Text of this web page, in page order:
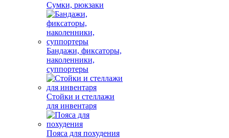
Сумки, рюкзаки
Бандажи, фиксаторы,
наколенники,
суппортеры
Стойки и стеллажи
для инвентаря
Пояса для похудения